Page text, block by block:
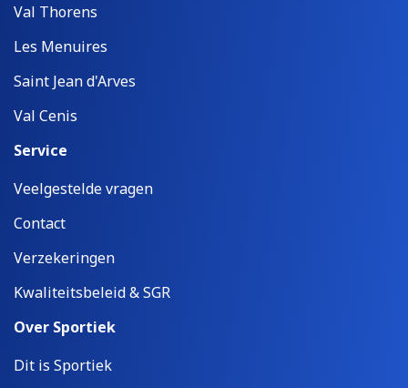
Val Thorens
Les Menuires
Saint Jean d'Arves
Val Cenis
Service
Veelgestelde vragen
Contact
Verzekeringen
Kwaliteitsbeleid & SGR
Over Sportiek
Dit is Sportiek